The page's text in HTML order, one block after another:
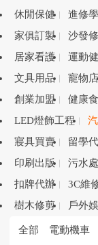
休閒保健
進修
家俱訂製
沙發
居家看護
運動
文具用品
寵物
創業加盟
健康
LED燈飾工程
寢具買賣
留學
印刷出版
污水
扣牌代辦
3C維
樹木修剪
戶外
全部 電動機車